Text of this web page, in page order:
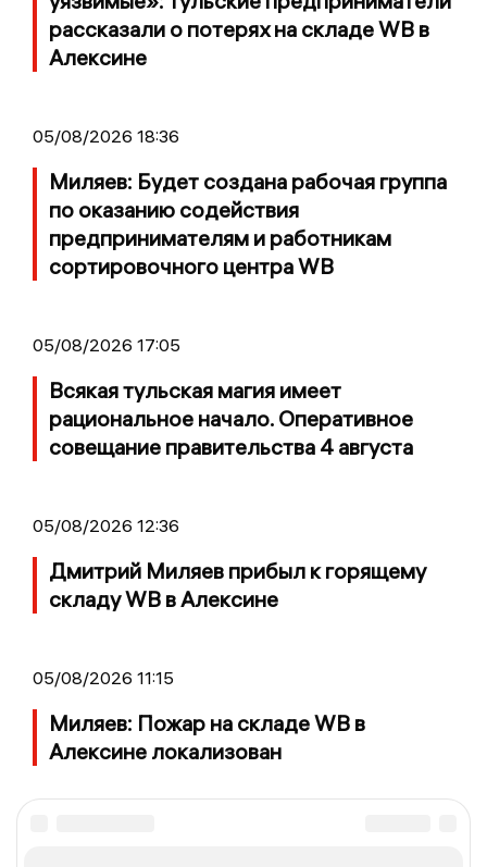
рассказали о потерях на складе WB в
Алексине
05/08/2026 18:36
Миляев: Будет создана рабочая группа
по оказанию содействия
предпринимателям и работникам
сортировочного центра WB
05/08/2026 17:05
Всякая тульская магия имеет
рациональное начало. Оперативное
совещание правительства 4 августа
05/08/2026 12:36
Дмитрий Миляев прибыл к горящему
складу WB в Алексине
05/08/2026 11:15
Миляев: Пожар на складе WB в
Алексине локализован